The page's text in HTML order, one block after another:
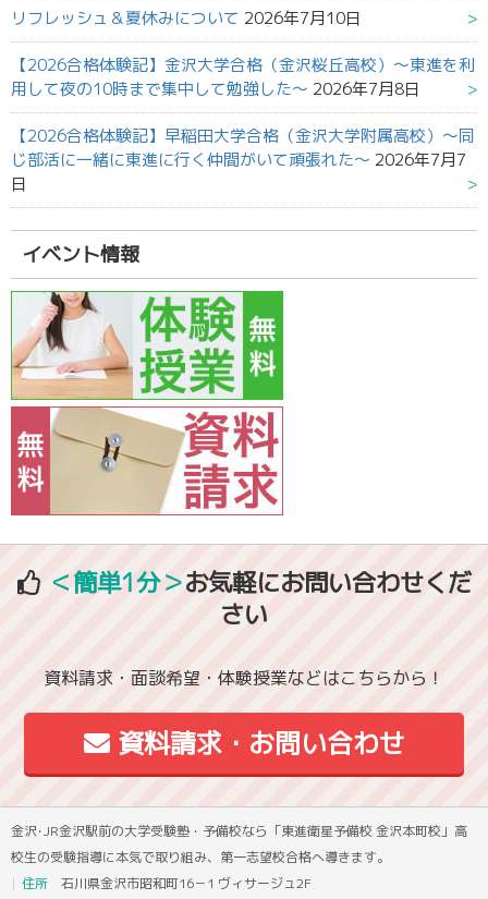
リフレッシュ＆夏休みについて 2026年7月10日
【2026合格体験記】金沢大学合格（金沢桜丘高校）～東進を利
用して夜の10時まで集中して勉強した～ 2026年7月8日
【2026合格体験記】早稲田大学合格（金沢大学附属高校）～同
じ部活に一緒に東進に行く仲間がいて頑張れた～ 2026年7月7
日
イベント情報
＜簡単1分＞お気軽にお問い合わせくだ
さい
資料請求・面談希望・体験授業などはこちらから！
資料請求・お問い合わせ
金沢･JR金沢駅前の大学受験塾・予備校なら「東進衛星予備校 金沢本町校」高
校生の受験指導に本気で取り組み、第一志望校合格へ導きます。
住所 石川県金沢市昭和町16－1 ヴィサージュ2F